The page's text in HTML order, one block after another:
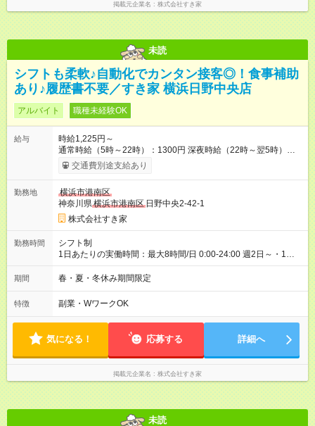
掲載元企業名 株式会社すき家
未読
シフトも柔軟♪自動化でカンタン接客◎！食事補助
あり♪履歴書不要／すき家 横浜日野中央店
アルバイト 職種未経験OK
給与
時給1,225円～
通常時給（5時～22時）：1300円 深夜時給（22時～翌5時）：
1625円 高校生時給：1225円 【特別手当】早朝手当（5：00-9：
00）時給+150円 【試用期間】試用期間あり 試用期間の長さ：1
30日（※条件変更なし）ですが、切り上げで一ヶ月とさせてい
ただきます。 研修制度あり：15時間(研修中も同時給）
交通費別途支給あり
勤務地
横浜市港南区
神奈川県横浜市港南区 日野中央2-42-1
株式会社すき家
勤務時間
シフト制
1日あたりの実働時間：最大8時間/日 0:00-24:00 週2日～・1日
2h～OK ＜シフト例＞ 〇朝帯 5:00-9:00 〇昼帯 9:00-14:00 〇午
後帯 14:00-18:00 〇夜帯 18:00-22:00 〇深夜帯 22:00-翌5:00 基
ます♪
期間 春・夏・冬休み期間限定
特徴 副業・WワークOK
気になる！ 応募する 詳細へ
掲載元企業名 株式会社すき家
未読